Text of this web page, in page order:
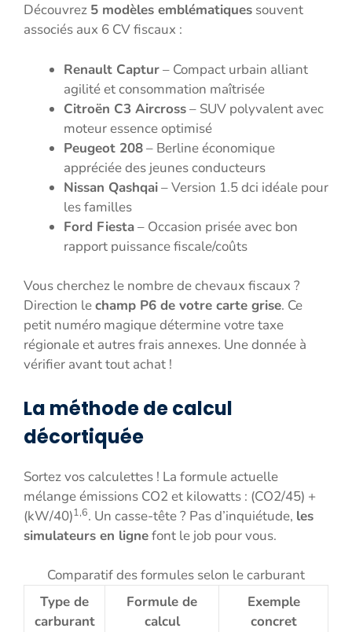
Découvrez 5 modèles emblématiques souvent
associés aux 6 CV fiscaux :
Renault Captur– Compact urbain alliant
agilité et consommation maîtrisée
Citroën C3 Aircross– SUV polyvalent avec
moteur essence optimisé
Peugeot 208– Berline économique
appréciée des jeunes conducteurs
Nissan Qashqai– Version 1.5 dci idéale pour
les familles
Ford Fiesta– Occasion prisée avec bon
rapport puissance fiscale/coûts
Vous cherchez le nombre de chevaux fiscaux ?
Direction lechamp P6 de votre carte grise. Ce
petit numéro magique détermine votre taxe
régionale et autres frais annexes. Une donnée à
vérifier avant tout achat !
La méthode de calcul
décortiquée
Sortez vos calculettes ! La formule actuelle
mélange émissions CO2 et kilowatts : (CO2/45) +
(kW/40)1,6. Un casse-tête ? Pas d’inquiétude, les
simulateurs en lignefont le job pour vous.
Comparatif des formules selon le carburant
Type de
carburant
Formule de
calcul
Exemple
concret